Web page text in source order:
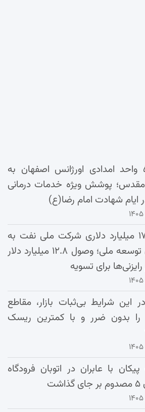
اعزام ۵ واحد امدادی اورژانس اصفهان به
پوشش ویژه خدمات درمانی
ایام شهادت امام رضا(ع)
بدهی ۱۷ میلیارد دلاری شرکت ملی نفت به
صندوق توسعه ملی؛ وصول ۱۲.۸ میلیارد دلار
برای تسویه
این شرایط بی‌ثبات بازار، مقاطع
را بدون ضرر و با کمترین ریسک
با عابران در اتوبان فرودگاه